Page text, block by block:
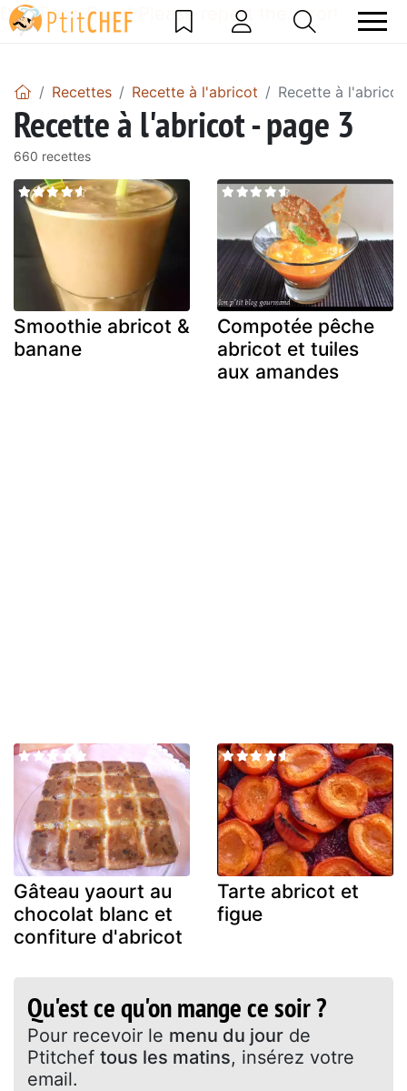
DataBase Error! Please report the error!
Recettes Recette à l'abricot Recette à
Recette à l'abricot - page 3
660 recettes
Smoothie abricot &
banane
Compotée pêche
abricot et tuiles
aux amandes
Gâteau yaourt au
chocolat blanc et
confiture d'abricot
Tarte abricot et
figue
Qu'est ce qu'on mange ce soir ?
Pour recevoir le menu du jour de
Ptitchef tous les matins, insérez votre
email.